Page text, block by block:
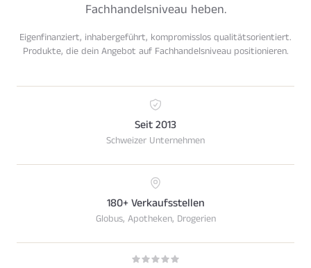
Fachhandelsniveau heben.
Eigenfinanziert, inhabergeführt, kompromisslos qualitätsorientiert.
Produkte, die dein Angebot auf Fachhandelsniveau positionieren.
Seit 2013
Schweizer Unternehmen
180+ Verkaufsstellen
Globus, Apotheken, Drogerien